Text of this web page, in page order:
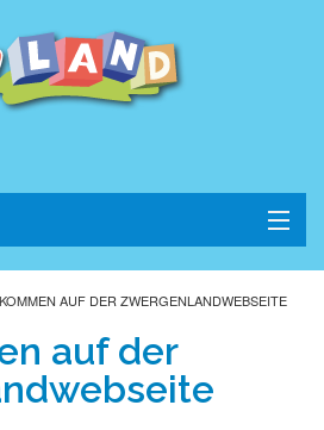
AUF DER ZWERGENLANDWEBSEITE
auf der